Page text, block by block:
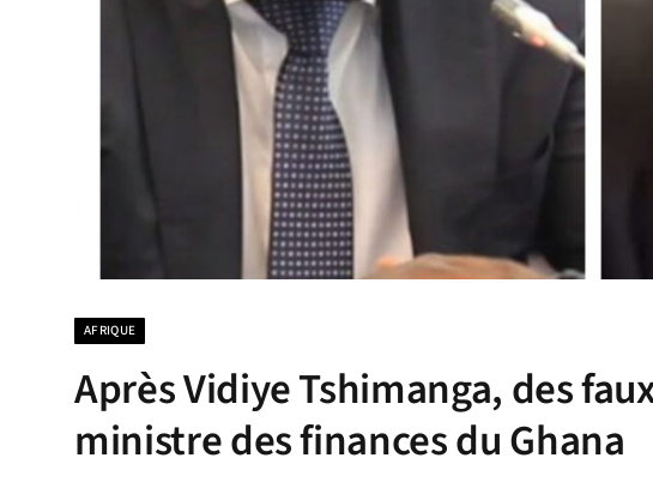
AFRIQUE
Après Vidiye Tshimanga, des
ministre des finances du Ghana